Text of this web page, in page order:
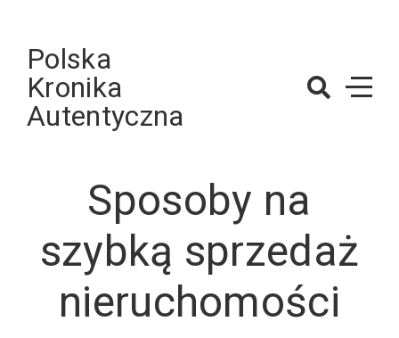
contentPolska
Kronika
Autentyczna
Sposoby na
szybką sprzedaż
nieruchomości